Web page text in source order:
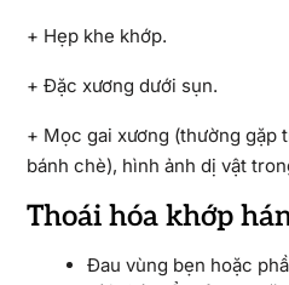
+ Hẹp khe khớp.
+ Đặc xương dưới sụn.
+ Mọc gai xương (thường gặp
bánh chè), hình ảnh dị vật
Thoái hóa khớp
Đau vùng bẹn hoặc